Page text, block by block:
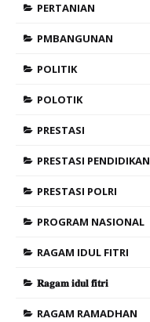
PERTANIAN
PMBANGUNAN
POLITIK
POLOTIK
PRESTASI
PRESTASI PENDIDIKAN
PRESTASI POLRI
PROGRAM NASIONAL
RAGAM IDUL FITRI
𝐑𝐚𝐠𝐚𝐦 𝐢𝐝𝐮𝐥 𝐟𝐢𝐭𝐫𝐢
RAGAM RAMADHAN